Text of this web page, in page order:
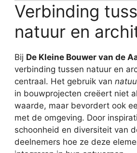
Verbinding
natuur en
Bij De Kleine Bouwer van de
verbinding tussen natuur en
centraal. Het gebruik van
in bouwprojecten creëert niet
waarde, maar bevordert ook
met de omgeving. Door
schoonheid en diversiteit van
deelnemers hoe ze deze